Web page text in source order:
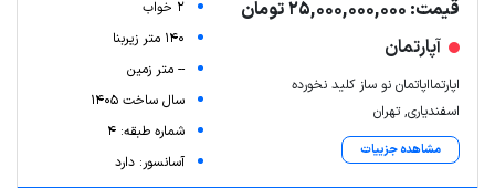
قیمت: 25,000,000,000 تومان
آپارتمان
اپارتمااپاتمان نو ساز کلید نخورده
اسفندیاری, تهران
مشاهده جزییات
2 خواب
140 متر زیربنا
-- متر زمین
سال ساخت 1405
شماره طبقه: 4
آسانسور: دارد